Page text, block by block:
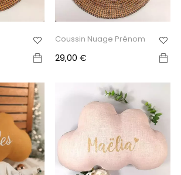
Coussin Nuage Prénom
Prix
29,00 €